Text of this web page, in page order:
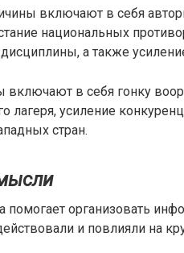
включают в себя
национальных
дисциплины, а также
в себя гонку
лагеря, усиление
стран.
помогает организовать
и повлияли на